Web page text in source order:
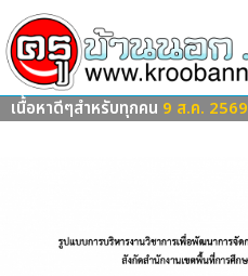
เนื้อหาดีๆสำหรับทุกคน 9 ส.ค. 2569